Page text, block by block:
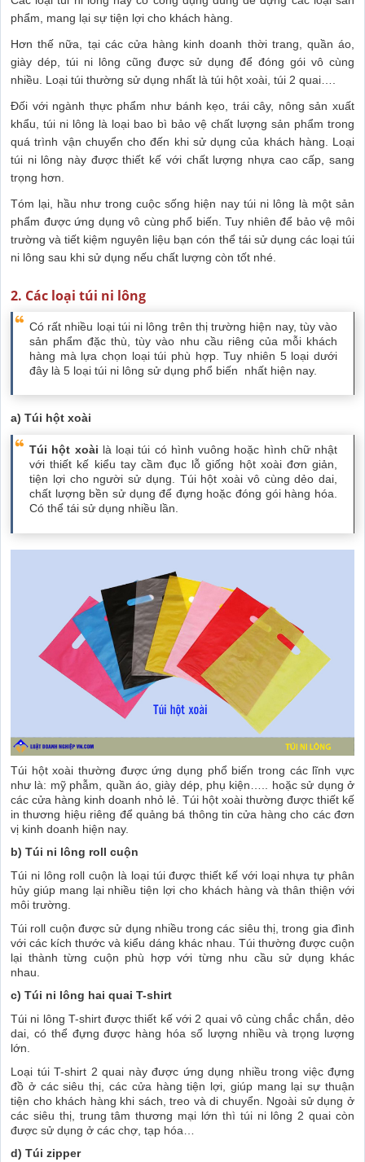
phẩm, mang lại sự tiện lợi cho khách hàng.
Hơn thế nữa, tại các cửa hàng kinh doanh thời trang, quần áo,
giày dép, túi ni lông cũng được sử dụng để đóng gói vô cùng
nhiều. Loại túi thường sử dụng nhất là túi hột xoài, túi 2 quai….
Đối với ngành thực phẩm như bánh kẹo, trái cây, nông sản xuất
khẩu, túi ni lông là loại bao bì bảo vệ chất lượng sản phẩm trong
quá trình vận chuyển cho đến khi sử dụng của khách hàng. Loại
túi ni lông này được thiết kế với chất lượng nhựa cao cấp, sang
trọng hơn.
Tóm lại, hầu như trong cuộc sống hiện nay túi ni lông là một sản
phẩm được ứng dụng vô cùng phổ biến. Tuy nhiên để bảo vệ môi
trường và tiết kiệm nguyên liệu bạn cón thể tái sử dụng các loại túi
ni lông sau khi sử dụng nếu chất lượng còn tốt nhé.
2. Các loại túi ni lông
Có rất nhiều loại túi ni lông trên thị trường hiện nay, tùy vào
sản phẩm đặc thù, tùy vào nhu cầu riêng của mỗi khách
hàng mà lựa chọn loại túi phù hợp. Tuy nhiên 5 loại dưới
đây là 5 loại túi ni lông sử dụng phổ biến nhất hiện nay.
a) Túi hột xoài
Túi hột xoài là loại túi có hình vuông hoặc hình chữ nhật
với thiết kế kiểu tay cầm đục lỗ giống hột xoài đơn giản,
tiện lợi cho người sử dụng. Túi hột xoài vô cùng dẻo dai,
chất lượng bền sử dụng để đựng hoặc đóng gói hàng hóa.
Có thể tái sử dụng nhiều lần.
Túi hột xoài thường được ứng dụng phổ biến trong các lĩnh vực
như là: mỹ phẫm, quần áo, giày dép, phụ kiện….. hoặc sử dụng ở
các cửa hàng kinh doanh nhỏ lẻ. Túi hột xoài thường được thiết kế
in thương hiệu riêng để quảng bá thông tin cửa hàng cho các đơn
vị kinh doanh hiện nay.
b) Túi ni lông roll cuộn
Túi ni lông roll cuộn là loại túi được thiết kế với loại nhựa tự phân
hủy giúp mang lại nhiều tiện lợi cho khách hàng và thân thiện với
môi trường.
Túi roll cuộn được sử dụng nhiều trong các siêu thị, trong gia đình
với các kích thước và kiểu dáng khác nhau. Túi thường được cuộn
lại thành từng cuộn phù hợp với từng nhu cầu sử dụng khác
nhau.
c) Túi ni lông hai quai T-shirt
Túi ni lông T-shirt được thiết kế với 2 quai vô cùng chắc chắn, dẻo
dai, có thể đựng được hàng hóa số lượng nhiều và trọng lượng
lớn.
Loại túi T-shirt 2 quai này được ứng dụng nhiều trong việc đựng
đồ ở các siêu thị, các cửa hàng tiện lợi, giúp mang lại sự thuận
tiện cho khách hàng khi sách, treo và di chuyển. Ngoài sử dụng ở
các siêu thị, trung tâm thương mại lớn thì túi ni lông 2 quai còn
được sử dụng ở các chợ, tạp hóa…
d) Túi zipper